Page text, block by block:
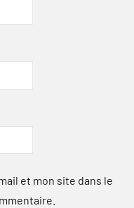
et mon site dans le